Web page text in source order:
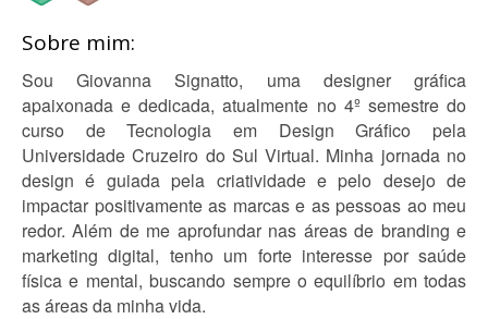
Sobre mim:
Sou Giovanna Signatto, uma designer gráfica
apaixonada e dedicada, atualmente no 4º semestre do
curso de Tecnologia em Design Gráfico pela
Universidade Cruzeiro do Sul Virtual. Minha jornada no
design é guiada pela criatividade e pelo desejo de
impactar positivamente as marcas e as pessoas ao meu
redor. Além de me aprofundar nas áreas de branding e
marketing digital, tenho um forte interesse por saúde
física e mental, buscando sempre o equilíbrio em todas
as áreas da minha vida.